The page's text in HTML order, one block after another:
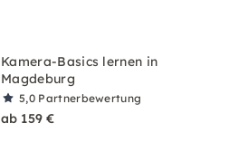
Kamera-Basics lernen in
Magdeburg
5,0 Partnerbewertung
ab 159 €